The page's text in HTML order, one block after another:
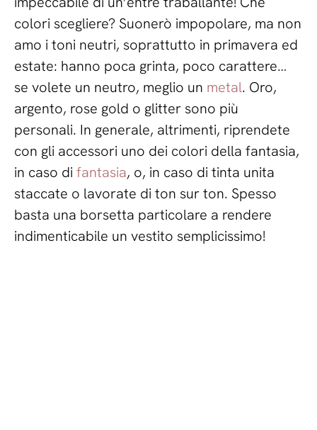
colori scegliere? Suonerò impopolare, ma non
amo i toni neutri, soprattutto in primavera ed
estate: hanno poca grinta, poco carattere…
se volete un neutro, meglio un metal. Oro,
argento, rose gold o glitter sono più
personali. In generale, altrimenti, riprendete
con gli accessori uno dei colori della fantasia,
in caso di fantasia, o, in caso di tinta unita
staccate o lavorate di ton sur ton. Spesso
basta una borsetta particolare a rendere
indimenticabile un vestito semplicissimo!